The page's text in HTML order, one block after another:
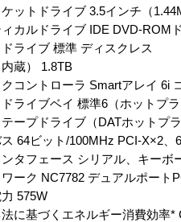
ットドライブ 3.5インチ（
カルドライブ IDE DVD-ROM
ライブ 標準 ディスクレス
蔵） 1.8TB
コントローラ Smartアレイ 6i
ライブベイ 標準6（ホットプ
ープドライブ（DATホットプ
64ビット/100MHz PCI-X×2、
タフェース シリアル、キーボ
ーク NC7782 デュアルポート
575W
に基づくエネルギー消費効率*